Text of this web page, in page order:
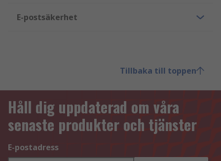
E-postsäkerhet
Tillbaka till toppen
Håll dig uppdaterad om våra
senaste produkter och tjänster
E-postadress